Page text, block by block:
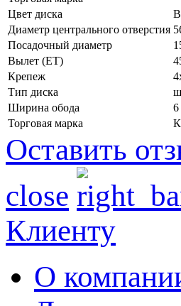
Цвет диска
Диаметр центрального отверстия
Посадочный диаметр
Вылет (ET)
Крепеж
Тип диска
Ширина обода
6
Торговая марка
Оставить
close
Клиенту
О